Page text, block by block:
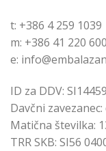
t: +386 4 259 1039
m: +386 41 220 600
e:
ID za DDV:
Davčni zavezanec:
Matična številka:
TRR SKB: SI56